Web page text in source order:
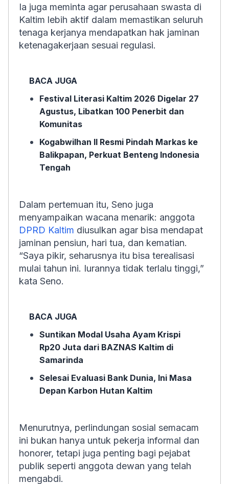
Ia juga meminta agar perusahaan swasta di
Kaltim lebih aktif dalam memastikan seluruh
tenaga kerjanya mendapatkan hak jaminan
ketenagakerjaan sesuai regulasi.
BACA JUGA
Festival Literasi Kaltim 2026 Digelar 27
Agustus, Libatkan 100 Penerbit dan
Komunitas
Kogabwilhan II Resmi Pindah Markas ke
Balikpapan, Perkuat Benteng Indonesia
Tengah
Dalam pertemuan itu, Seno juga
menyampaikan wacana menarik: anggota
DPRD Kaltim diusulkan agar bisa mendapat
jaminan pensiun, hari tua, dan kematian.
“Saya pikir, seharusnya itu bisa terealisasi
mulai tahun ini. Iurannya tidak terlalu tinggi,”
kata Seno.
BACA JUGA
Suntikan Modal Usaha Ayam Krispi
Rp20 Juta dari BAZNAS Kaltim di
Samarinda
Selesai Evaluasi Bank Dunia, Ini Masa
Depan Karbon Hutan Kaltim
Menurutnya, perlindungan sosial semacam
ini bukan hanya untuk pekerja informal dan
honorer, tetapi juga penting bagi pejabat
publik seperti anggota dewan yang telah
mengabdi.